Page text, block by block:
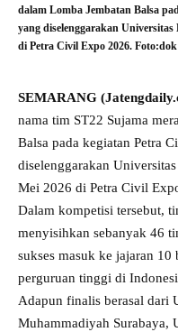
dalam Lomba Jembatan Balsa
yang diselenggarakan
di Petra Civil Expo 2026. Foto:dok
SEMARANG
nama tim ST22 Sujama
Balsa pada kegiatan Petra
diselenggarakan
Mei 2026 di Petra Civil
Dalam kompetisi tersebut,
menyisihkan sebanyak 46
sukses masuk ke jajaran
perguruan tinggi di
Adapun finalis berasal dari
Muhammadiyah Surabaya,